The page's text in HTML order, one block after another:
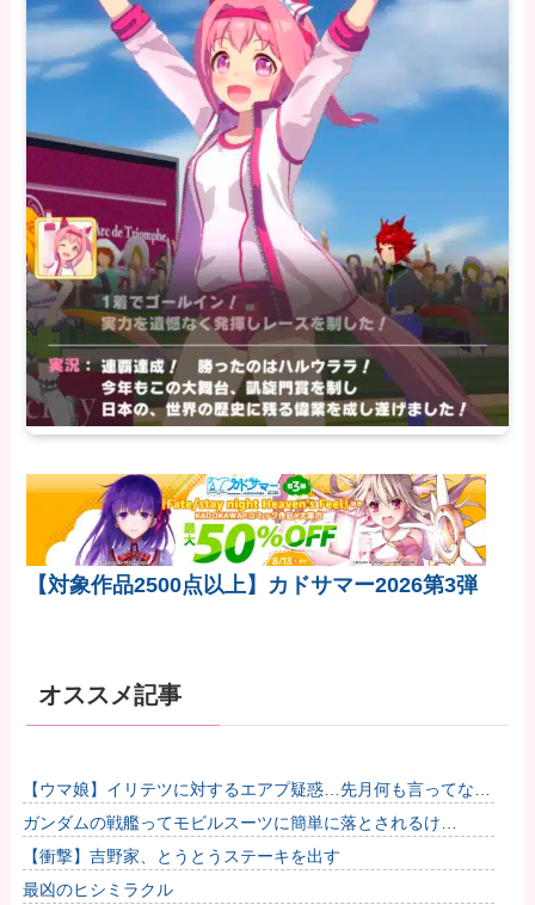
【対象作品2500点以上】カドサマー2026第3弾
オススメ記事
【ウマ娘】イリテツに対するエアプ疑惑…先月何も言ってなか
ったのに今月急にスピ3言い出したのが怪しいよな。他
ガンダムの戦艦ってモビルスーツに簡単に落とされるけ
ど・・・・他
【衝撃】吉野家、とうとうステーキを出す
最凶のヒシミラクル